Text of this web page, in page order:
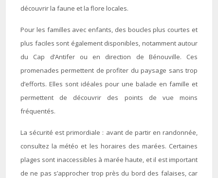
découvrir la faune et la flore locales.
Pour les familles avec enfants, des boucles plus courtes et
plus faciles sont également disponibles, notamment autour
du Cap d’Antifer ou en direction de Bénouville. Ces
promenades permettent de profiter du paysage sans trop
d’efforts. Elles sont idéales pour une balade en famille et
permettent de découvrir des points de vue moins
fréquentés.
La sécurité est primordiale : avant de partir en randonnée,
consultez la météo et les horaires des marées. Certaines
plages sont inaccessibles à marée haute, et il est important
de ne pas s’approcher trop près du bord des falaises, car